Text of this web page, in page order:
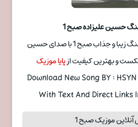
حسین علیزاده صبح 1
با ما باشید با دانلود اهنگ زیبا و جذاب صبح 1 با صدای حسین
و بهترین کیفیت ازپایا موزیک
Download New Song BY : HSYN
With Text And Direct Links
موزیک صبح 1